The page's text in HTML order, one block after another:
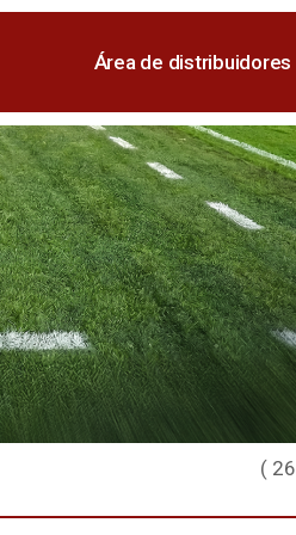
Área de distribuidores
( 26